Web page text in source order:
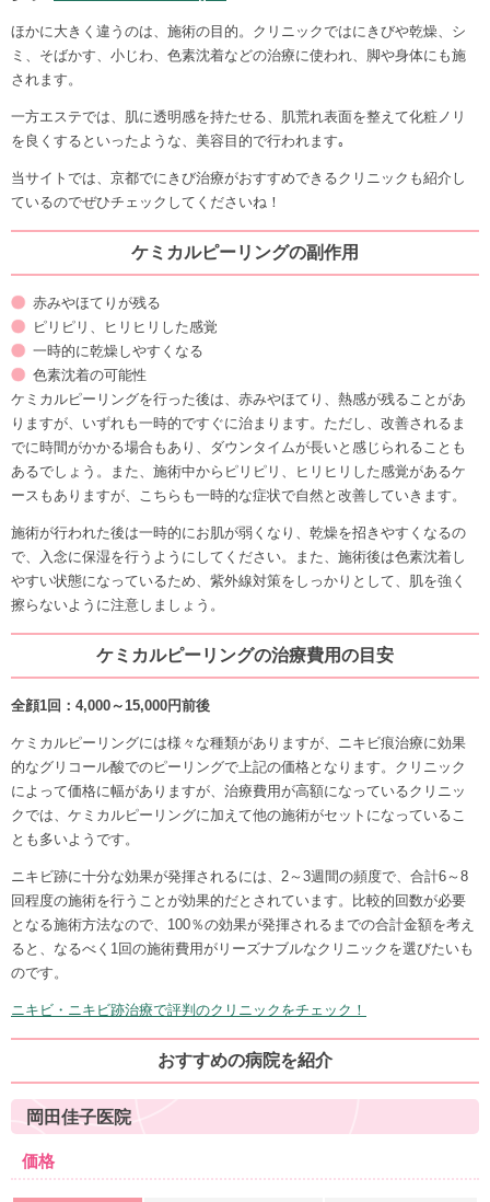
ほかに大きく違うのは、施術の目的。クリニックではにきびや乾燥、シ
ミ、そばかす、小じわ、色素沈着などの治療に使われ、脚や身体にも施
されます。
一方エステでは、肌に透明感を持たせる、肌荒れ表面を整えて化粧ノリ
を良くするといったような、美容目的で行われます｡
当サイトでは、京都でにきび治療がおすすめできるクリニックも紹介し
ているのでぜひチェックしてくださいね！
ケミカルピーリングの副作用
赤みやほてりが残る
ピリピリ、ヒリヒリした感覚
一時的に乾燥しやすくなる
色素沈着の可能性
ケミカルピーリングを行った後は、赤みやほてり、熱感が残ることがあ
りますが、いずれも一時的ですぐに治まります。ただし、改善されるま
でに時間がかかる場合もあり、ダウンタイムが長いと感じられることも
あるでしょう。また、施術中からピリピリ、ヒリヒリした感覚があるケ
ースもありますが、こちらも一時的な症状で自然と改善していきます。
施術が行われた後は一時的にお肌が弱くなり、乾燥を招きやすくなるの
で、入念に保湿を行うようにしてください。また、施術後は色素沈着し
やすい状態になっているため、紫外線対策をしっかりとして、肌を強く
擦らないように注意しましょう。
ケミカルピーリングの治療費用の目安
全顔1回：4,000～15,000円前後
ケミカルピーリングには様々な種類がありますが、ニキビ痕治療に効果
的なグリコール酸でのピーリングで上記の価格となります。クリニック
によって価格に幅がありますが、治療費用が高額になっているクリニッ
クでは、ケミカルピーリングに加えて他の施術がセットになっているこ
とも多いようです。
ニキビ跡に十分な効果が発揮されるには、2～3週間の頻度で、合計6～8
回程度の施術を行うことが効果的だとされています。比較的回数が必要
となる施術方法なので、100％の効果が発揮されるまでの合計金額を考え
ると、なるべく1回の施術費用がリーズナブルなクリニックを選びたいも
のです。
ニキビ・ニキビ跡治療で評判のクリニックをチェック！
おすすめの病院を紹介
岡田佳子医院
価格